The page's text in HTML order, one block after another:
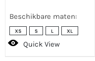
Beschikbare maten:
XS S L XL
Quick View